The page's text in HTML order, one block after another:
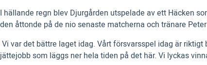
I hällande regn blev Djurgården utspelade av ett Häcken
den åttonde på de nio senaste matcherna och tränare
 Vi var det bättre laget idag. Vårt försvarsspel idag är
jättejobb som läggs ner hela tiden på det här. Vi lyckas